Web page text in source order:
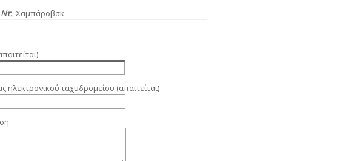
Χαμπάροβσκ
ηλεκτρονικού ταχυδρομείου (απαιτείται)